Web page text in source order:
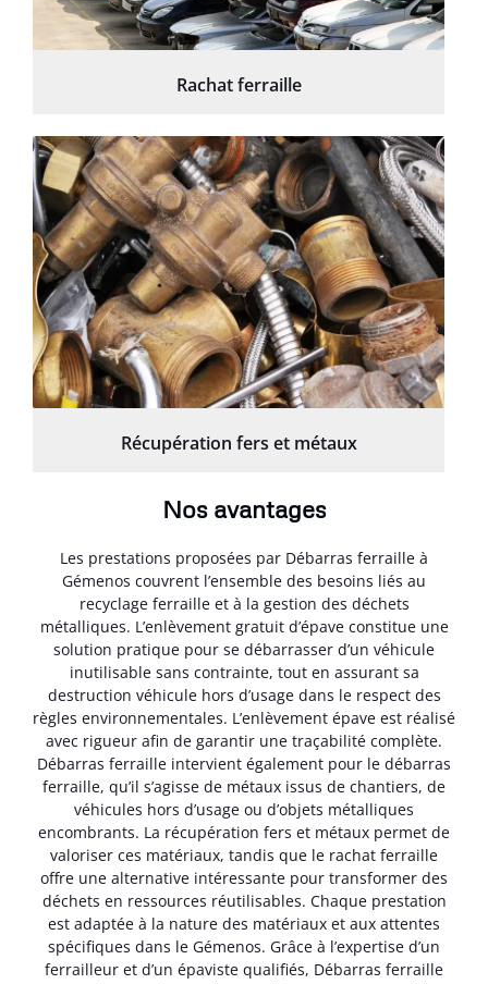
Rachat ferraille
Récupération fers et métaux
Nos avantages
Les prestations proposées par Débarras ferraille à
Gémenos couvrent l’ensemble des besoins liés au
recyclage ferraille et à la gestion des déchets
métalliques. L’enlèvement gratuit d’épave constitue une
solution pratique pour se débarrasser d’un véhicule
inutilisable sans contrainte, tout en assurant sa
destruction véhicule hors d’usage dans le respect des
règles environnementales. L’enlèvement épave est réalisé
avec rigueur afin de garantir une traçabilité complète.
Débarras ferraille intervient également pour le débarras
ferraille, qu’il s’agisse de métaux issus de chantiers, de
véhicules hors d’usage ou d’objets métalliques
encombrants. La récupération fers et métaux permet de
valoriser ces matériaux, tandis que le rachat ferraille
offre une alternative intéressante pour transformer des
déchets en ressources réutilisables. Chaque prestation
est adaptée à la nature des matériaux et aux attentes
spécifiques dans le Gémenos. Grâce à l’expertise d’un
ferrailleur et d’un épaviste qualifiés, Débarras ferraille